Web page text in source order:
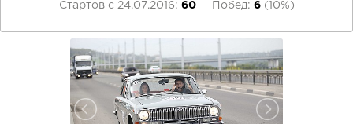
Стартов с 24.07.2016: 60Побед: 6(10%)